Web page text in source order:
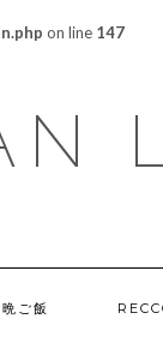
on line 147
ご飯